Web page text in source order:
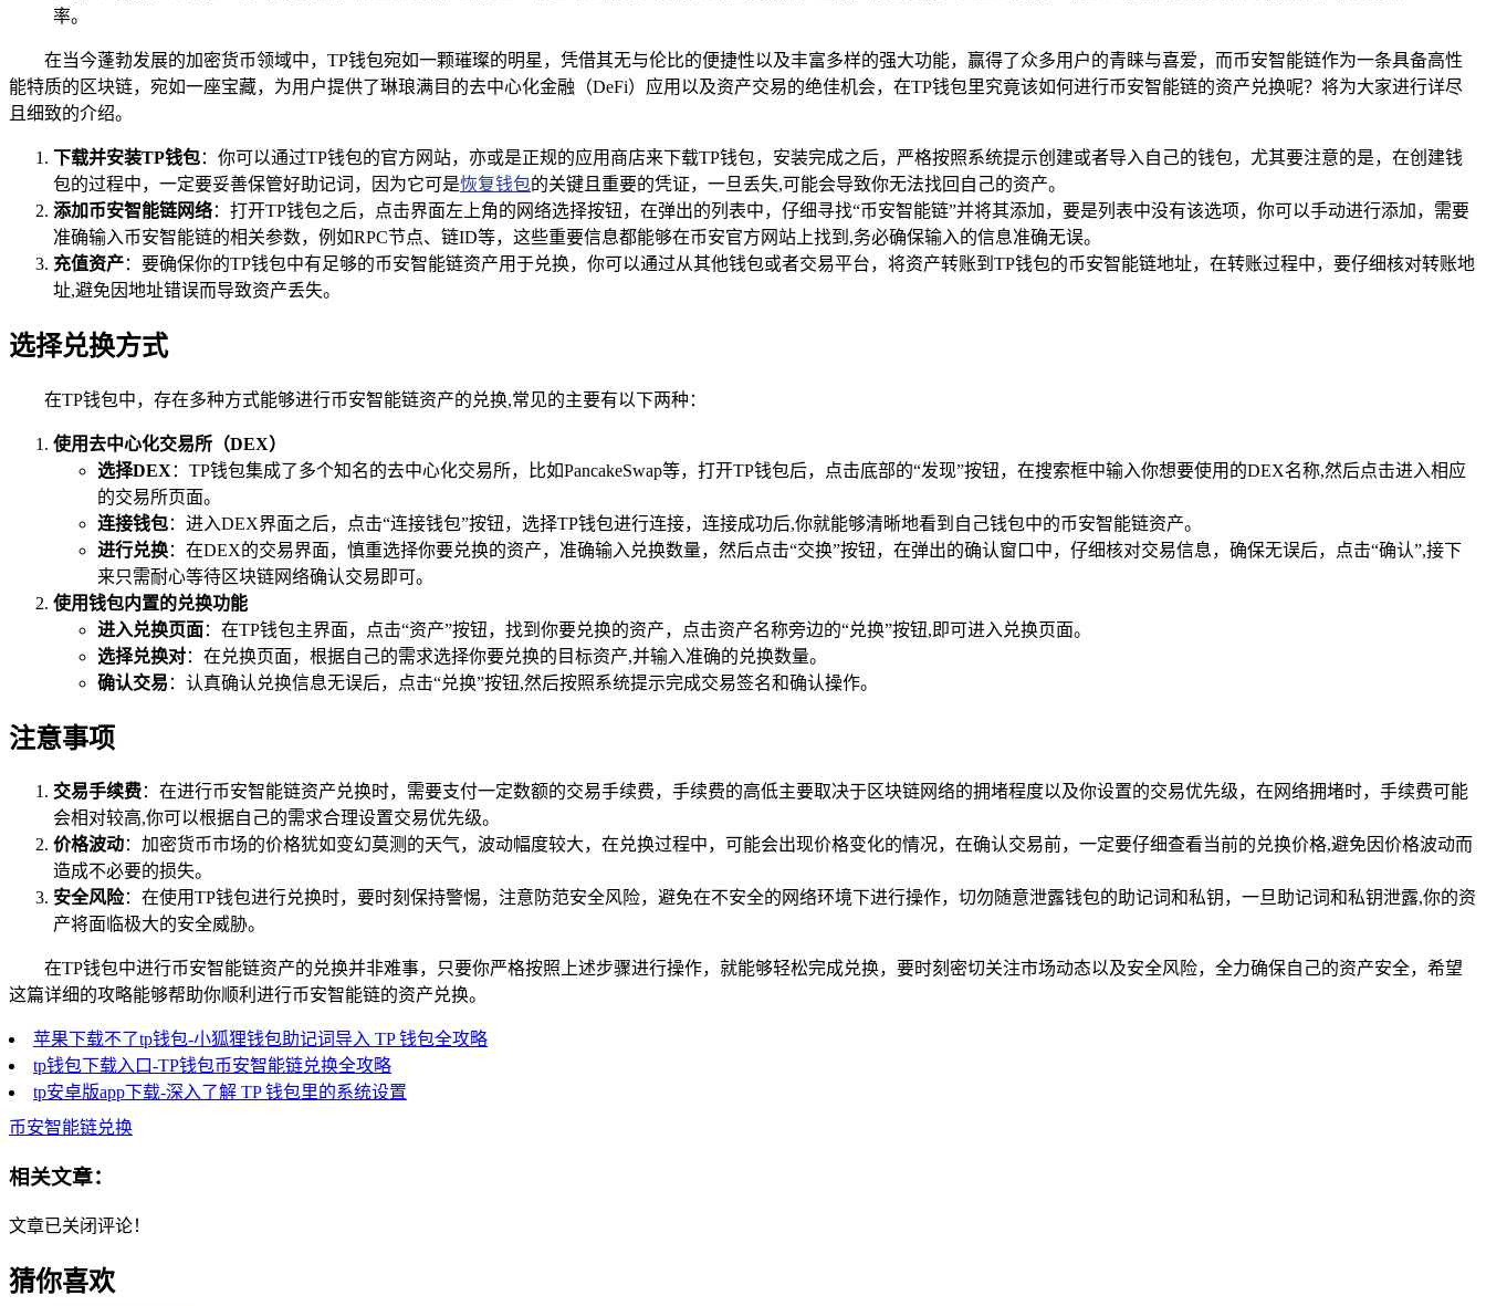
率。
在当今蓬勃发展的加密货币领域中，TP钱包宛如一颗璀璨的明星，凭借其无与伦比的便捷性以及丰富多样的强大功能，赢得了众多用户的青睐与喜爱，而币安智能链作为一条具备高性
能特质的区块链，宛如一座宝藏，为用户提供了琳琅满目的去中心化金融（DeFi）应用以及资产交易的绝佳机会，在TP钱包里究竟该如何进行币安智能链的资产兑换呢？将为大家进行详尽
且细致的介绍。
下载并安装TP钱包：你可以通过TP钱包的官方网站，亦或是正规的应用商店来下载TP钱包，安装完成之后，严格按照系统提示创建或者导入自己的钱包，尤其要注意的是，在创建钱
包的过程中，一定要妥善保管好助记词，因为它可是恢复钱包的关键且重要的凭证，一旦丢失,可能会导致你无法找回自己的资产。
添加币安智能链网络：打开TP钱包之后，点击界面左上角的网络选择按钮，在弹出的列表中，仔细寻找“币安智能链”并将其添加，要是列表中没有该选项，你可以手动进行添加，需要
准确输入币安智能链的相关参数，例如RPC节点、链ID等，这些重要信息都能够在币安官方网站上找到,务必确保输入的信息准确无误。
充值资产：要确保你的TP钱包中有足够的币安智能链资产用于兑换，你可以通过从其他钱包或者交易平台，将资产转账到TP钱包的币安智能链地址，在转账过程中，要仔细核对转账地
址,避免因地址错误而导致资产丢失。
选择兑换方式
在TP钱包中，存在多种方式能够进行币安智能链资产的兑换,常见的主要有以下两种：
使用去中心化交易所（DEX）
选择DEX ：TP钱包集成了多个知名的去中心化交易所，比如PancakeSwap等，打开TP钱包后，点击底部的“发现”按钮，在搜索框中输入你想要使用的DEX名称,然后点击进入相应
的交易所页面。
连接钱包：进入DEX界面之后，点击“连接钱包”按钮，选择TP钱包进行连接，连接成功后,你就能够清晰地看到自己钱包中的币安智能链资产。
进行兑换：在DEX的交易界面，慎重选择你要兑换的资产，准确输入兑换数量，然后点击“交换”按钮，在弹出的确认窗口中，仔细核对交易信息，确保无误后，点击“确认”,接下
来只需耐心等待区块链网络确认交易即可。
使用钱包内置的兑换功能
进入兑换页面：在TP钱包主界面，点击“资产”按钮，找到你要兑换的资产，点击资产名称旁边的“兑换”按钮,即可进入兑换页面。
选择兑换对：在兑换页面，根据自己的需求选择你要兑换的目标资产,并输入准确的兑换数量。
确认交易 ：认真确认兑换信息无误后，点击“兑换”按钮,然后按照系统提示完成交易签名和确认操作。
注意事项
交易手续费：在进行币安智能链资产兑换时，需要支付一定数额的交易手续费，手续费的高低主要取决于区块链网络的拥堵程度以及你设置的交易优先级，在网络拥堵时，手续费可能
会相对较高,你可以根据自己的需求合理设置交易优先级。
价格波动：加密货币市场的价格犹如变幻莫测的天气，波动幅度较大，在兑换过程中，可能会出现价格变化的情况，在确认交易前，一定要仔细查看当前的兑换价格,避免因价格波动而
造成不必要的损失。
安全风险：在使用TP钱包进行兑换时，要时刻保持警惕，注意防范安全风险，避免在不安全的网络环境下进行操作，切勿随意泄露钱包的助记词和私钥，一旦助记词和私钥泄露,你的资
产将面临极大的安全威胁。
在TP钱包中进行币安智能链资产的兑换并非难事，只要你严格按照上述步骤进行操作，就能够轻松完成兑换，要时刻密切关注市场动态以及安全风险，全力确保自己的资产安全，希望
这篇详细的攻略能够帮助你顺利进行币安智能链的资产兑换。
苹果下载不了tp钱包-小狐狸钱包助记词导入 TP 钱包全攻略
tp钱包下载入口-TP钱包币安智能链兑换全攻略
tp安卓版app下载-深入了解 TP 钱包里的系统设置
币安智能链兑换
相关文章：
文章已关闭评论！
猜你喜欢